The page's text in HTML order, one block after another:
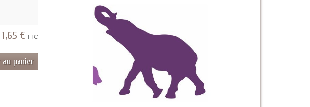
1,65 € TTC
panier